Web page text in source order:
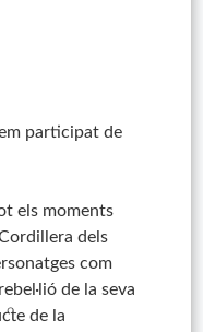
participat de
els moments
dels
com
de la seva
de la